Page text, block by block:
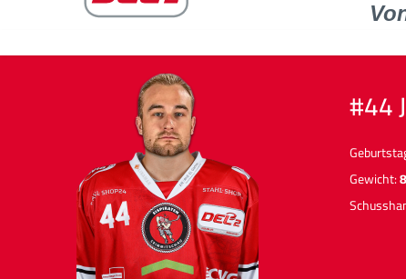
#44
Gewicht: